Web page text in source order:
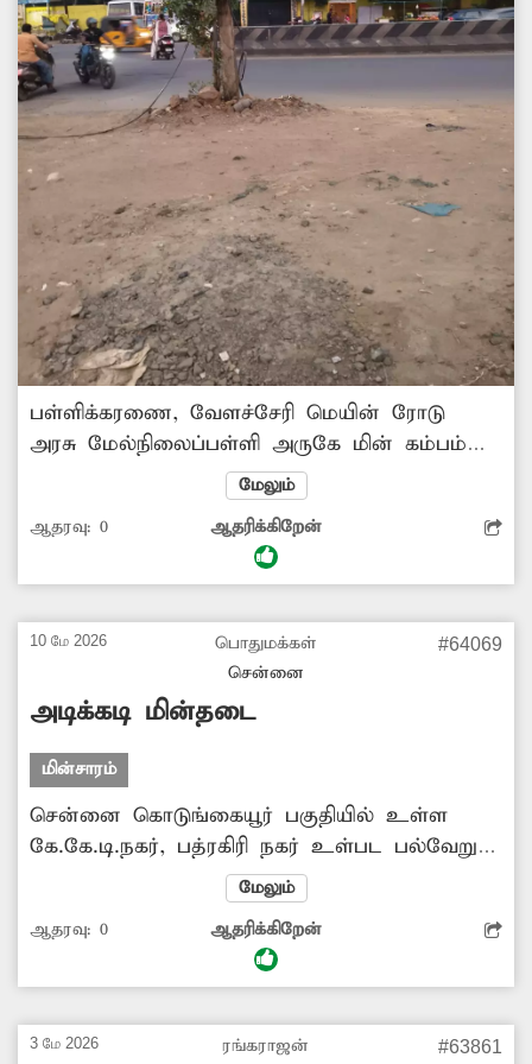
பள்ளிக்கரணை, வேளச்சேரி மெயின் ரோடு
அரசு மேல்நிலைப்பள்ளி அருகே மின் கம்பம்
ஒன்று மிகவும் ஆபத்தான நிலையில் உடைந்து
விழும் நிலையில் உள்ளது. இதனால் வாகன
ஓட்டிகள் மற்றும் பள்ளிக்கு செல்லும் மாணவ-
மாணவிகள் மிகவும் சிரமப்படுகின்றனர் எனவே
எடுக்கவேண்டும் என அப்பகுதி மக்கள
கோரிக்கை வைக்கின்றனர்.
மேலும்
ஆதரவு: 0 ஆதரிக்கிறேன்
10 மே 2026
பொதுமக்கள்
சென்னை
#64069
அடிக்கடி மின்தடை
மின்சாரம்
சென்னை கொடுங்கையூர் பகுதியில் உள்ள
கே.கே.டி.நகர், பத்ரகிரி நகர் உள்பட பல்வேறு
இடங்களில் அடிக்கடி மின்தடை ஏற்படுகிறது.
இதனால் அப்பகுதியில் வசிக்கும் பொதுமக்கள்
பெரிதும் அவதி அடைகின்றனர். வீட்டில்
இருக்கும் குழந்தைகள் மற்றும் சிறுவர்கள்
இதுகுறித்து, மின்வாரிய துறை அதிகாரிகள்
மேலும்
ஆதரவு: 0 ஆதரிக்கிறேன்
3 மே 2026
ரங்கராஜன்
#63861